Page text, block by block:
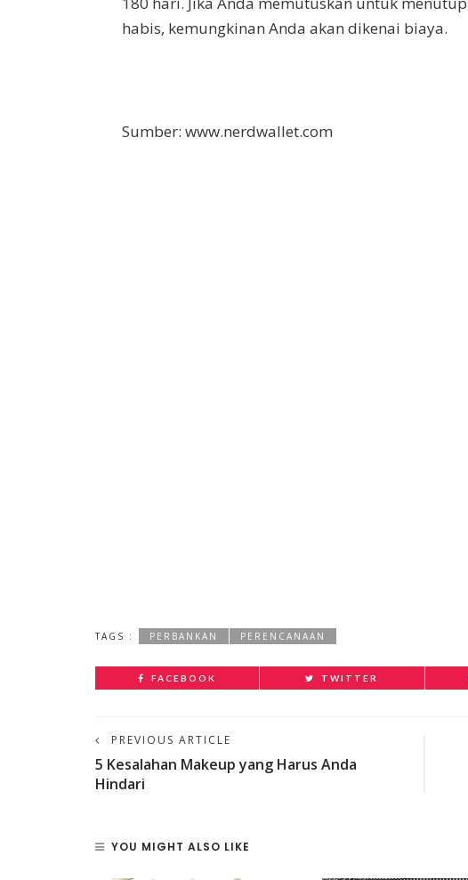
habis, kemungkinan Anda akan dikenai biaya.
Sumber: www.nerdwallet.com
TAGS : PERBANKAN PERENCANAAN
FACEBOOK TWITTER
PREVIOUS ARTICLE
5 Kesalahan Makeup yang Harus Anda
Hindari
YOU MIGHT ALSO LIKE